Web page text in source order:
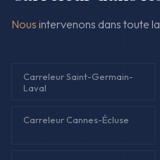
Nous intervenons dans toute
Carreleur Saint-Germain-
Laval
Carreleur Cannes-Écluse